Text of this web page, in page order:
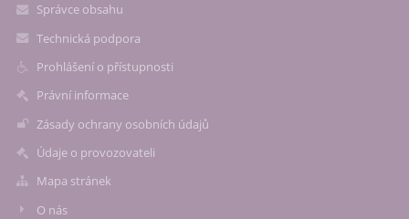
Správce obsahu
Technická podpora
Prohlášení o přístupnosti
Právní informace
Zásady ochrany osobních údajů
Údaje o provozovateli
Mapa stránek
O nás